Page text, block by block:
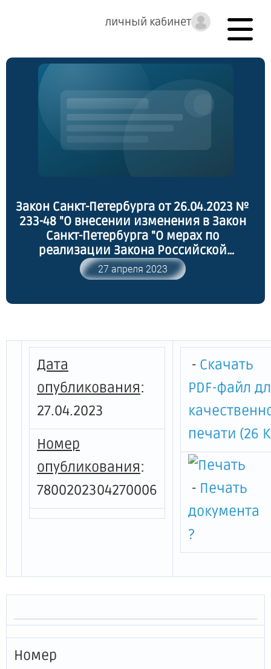
личный кабинет
Закон Санкт-Петербурга от 26.04.2023 №
233-48 "О внесении изменения в Закон
Санкт-Петербурга "О мерах по
реализации Закона Российской
Федерации "Об увековечении памяти
погибших при защите Отечества" и
Петербурга "О погребении и
Закон Санкт-Петербурга "Об
организации местного самоуправления
27 апреля 2023
Дата
опубликования:
27.04.2023
Номер
опубликования:
7800202304270006
- Скачать
PDF-файл
печати (26
- Печать
документа
?
Номер